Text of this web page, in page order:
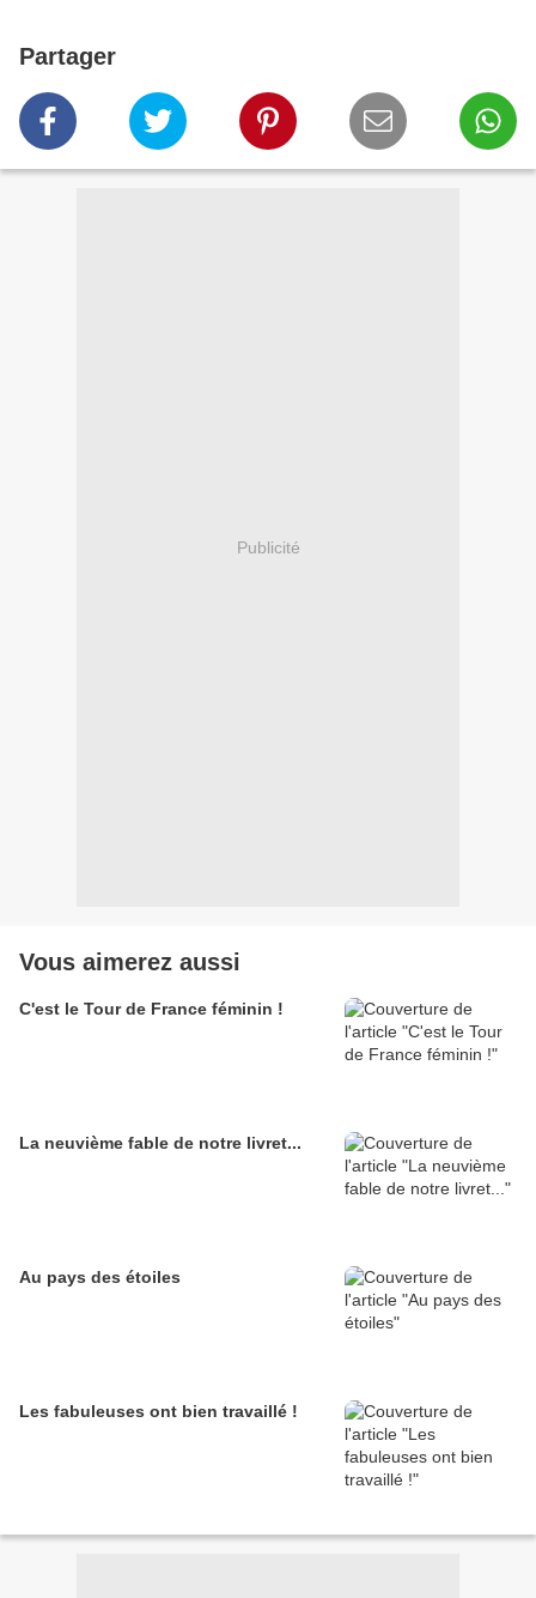
Partager
Publicité
Vous aimerez aussi
C'est le Tour de France féminin !
La neuvième fable de notre livret...
Au pays des étoiles
Les fabuleuses ont bien travaillé !